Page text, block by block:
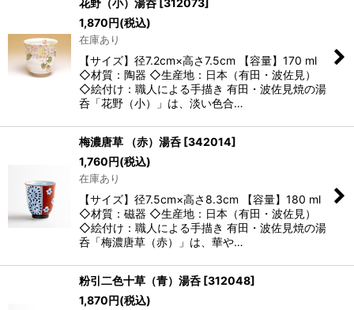
花野（小）湯呑 312073
1,870円(税込)
在庫あり
【サイズ】径7.2cm×高さ7.5cm 【容量】170 ml
◇材質：陶器 ◇生産地：日本（有田・波佐見）
◇絵付け：職人による手描き 有田・波佐見焼の湯
呑「花野（小）」は、淡い色合…
梅濃唐草 （赤）湯呑 [342014]
1,760円(税込)
在庫あり
【サイズ】径7.5cm×高さ8.3cm 【容量】180 ml
◇材質：磁器 ◇生産地：日本（有田・波佐見）
◇絵付け：職人による手描き 有田・波佐見焼の湯
呑「梅濃唐草（赤）」は、華や…
粉引二色十草（青）湯呑 [312048]
1,870円(税込)